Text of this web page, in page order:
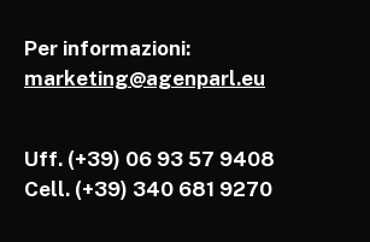
Per informazioni:
marketing@agenparl.eu
Uff. (+39) 06 93 57 9408
Cell. (+39) 340 681 9270